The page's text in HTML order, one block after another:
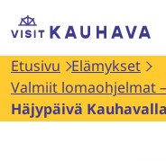
Siirry
Etusivu
Etusivu Elämykset
Valmiit lomaohjelmat
Häjypäivä Kauhavalla